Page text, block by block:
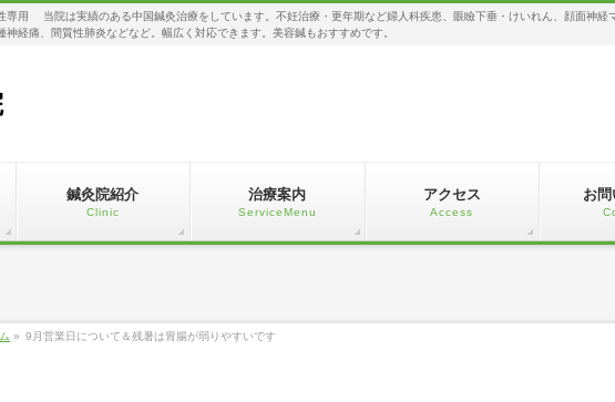
用 当院は実績のある中国鍼灸治療をしています。不妊治療・更年期など婦人科疾患、眼瞼下垂・けいれん、顔面神経
神経痛、間質性肺炎などなど。幅広く対応できます。美容鍼もおすすめです。
鍼灸院紹介
Clinic
治療案内
ServiceMenu
アクセス
Access
お
» 9月営業日について＆残暑は胃腸が弱りやすいです